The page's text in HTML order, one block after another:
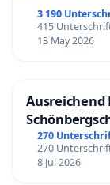
3 190
415
13 May 2026
Ausreichend
270
270
8 Jul 2026